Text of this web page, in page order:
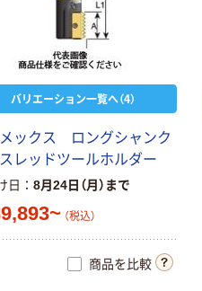
バリエーション一覧へ（4）
メ ック ス ロ ングシャ ンク
ス レ ッ ドツールホルダー
日 8月24日（月）まで
（税込）
商品を比較